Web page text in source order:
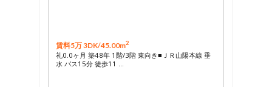
賃料5万 3DK/45.00m2
礼0.0ヶ月 築48年 1階/3階 東向き■ＪＲ山陽本線 垂
水 バス15分 徒歩11 …